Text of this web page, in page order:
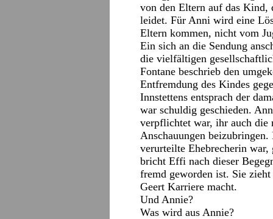
von den Eltern auf das Kind,
leidet. Für Anni wird eine
Eltern kommen, nicht vom
Ein sich an die Sendung
die vielfältigen
Fontane beschrieb den
Entfremdung des Kindes
Innstettens entsprach der
war schuldig geschieden.
verpflichtet war, ihr auch die
Anschauungen
verurteilte Ehebrecherin
bricht Effi nach dieser
fremd geworden ist. Sie
Geert Karriere macht.
Und Annie?
Was wird aus Annie?